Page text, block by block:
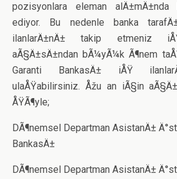
pozisyonlara eleman alÄ±mÄ±nda
ediyor. Bu nedenle banka
ilanlarÄ±nÄ± takip etmeniz
aÃ§Ä±sÄ±ndan bÃ¼yÃ¼k Ã¶nem
Garanti BankasÄ± iÅŸ
ulaÅŸabilirsiniz. Åžu an iÃ§in
ÅŸÃ¶yle;
DÃ¶nemsel Departman AsistanÄ±
BankasÄ±
DÃ¶nemsel Departman AsistanÄ±